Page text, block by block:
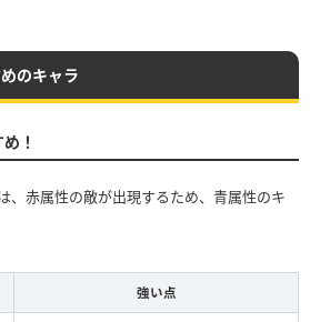
のキャラ
！
、赤属性の敵が出現するため、青属性のキ
強い点